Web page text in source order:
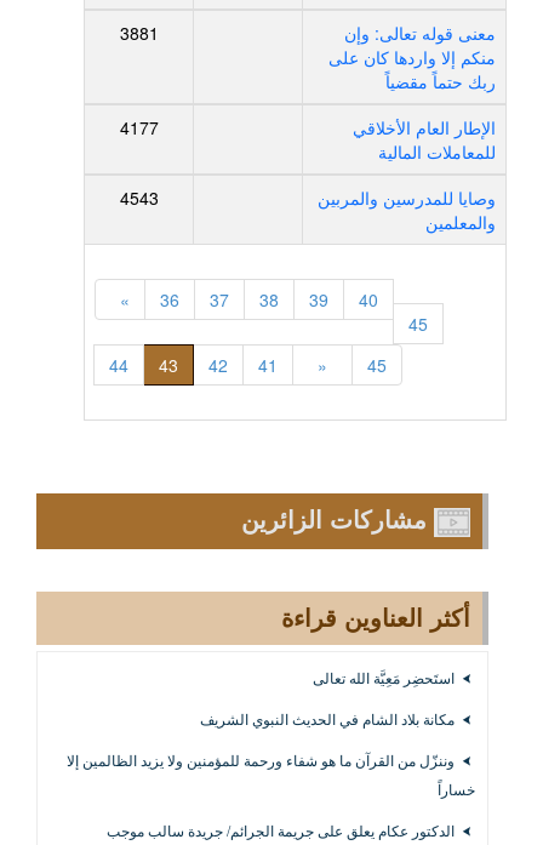
معنى قوله تعالى: وإن
منكم إلا واردها كان على
ربك حتماً مقضياً
3881
الإطار العام الأخلاقي
للمعاملات المالية
4177
وصايا للمدرسين والمربين
والمعلمين
4543
» 36 37 38 39 40
41
42
43
44
45
«
45
مشاركات الزائرين
أكثر العناوين قراءة
استَحضِر مَعِيَّة الله تعالى
مكانة بلاد الشام في الحديث النبوي الشريف
وننزّل من القرآن ما هو شفاء ورحمة للمؤمنين ولا يزيد الظالمين إلا
خساراً
الدكتور عكام يعلق على جريمة الجرائم/ جريدة سالب موجب